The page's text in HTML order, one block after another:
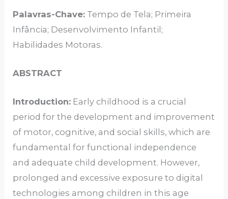
Palavras-Chave: Tempo de Tela; Primeira
Infância; Desenvolvimento Infantil;
Habilidades Motoras.
ABSTRACT
Introduction: Early childhood is a crucial
period for the development and improvement
of motor, cognitive, and social skills, which are
fundamental for functional independence
and adequate child development. However,
prolonged and excessive exposure to digital
technologies among children in this age